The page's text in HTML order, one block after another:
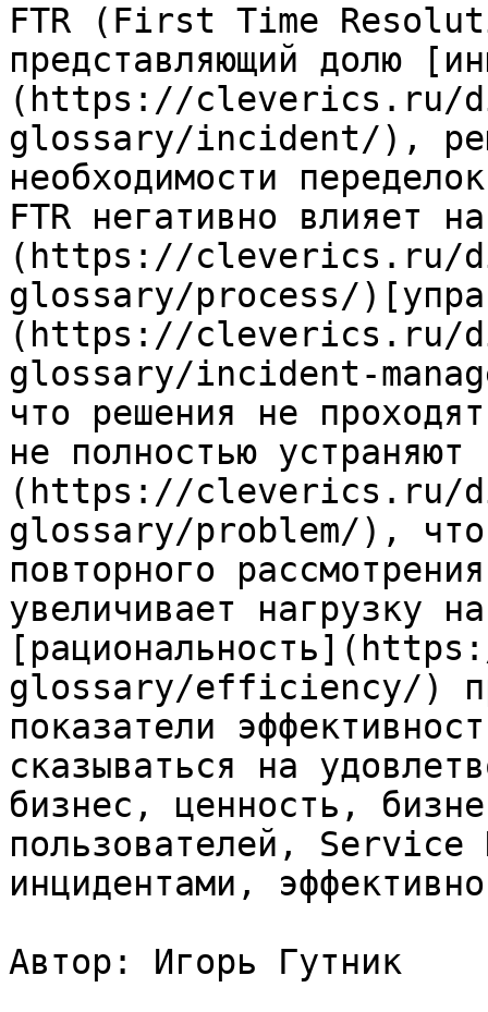
FTR (First Time
представляющий долю
(https://cleverics.ru/
glossary/incident/),
необходимости
FTR негативно влияет
(https://cleverics.ru/
glossary/process/
(https://cleverics.ru/
glossary/incident-
что решения не
не полностью
(https://cleverics.ru/
glossary/problem/), что
повторного
увеличивает нагрузку
glossary/efficiency/)
показатели
сказываться на
бизнес, ценность,
пользователей,
инцидентами,
Автор: Игорь Гутник